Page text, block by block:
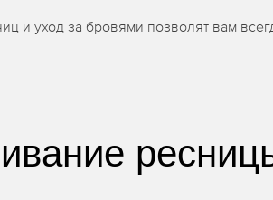
и уход за бровями позволят вам